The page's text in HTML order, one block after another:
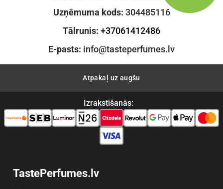
Uzņēmuma kods: 304485116
Tālrunis: +37061412486
E-pasts: info@tasteperfumes.lv
Atpakaļ uz augšu
Izrakstīšanās:
TastePerfumes.lv